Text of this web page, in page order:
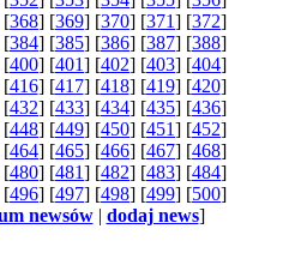
[368] [369] [370] [371] [372]
[384] [385] [386] [387] [388]
[400] [401] [402] [403] [404]
[416] [417] [418] [419] [420]
[432] [433] [434] [435] [436]
[448] [449] [450] [451] [452]
[464] [465] [466] [467] [468]
[480] [481] [482] [483] [484]
[496] [497] [498] [499] [500]
newsów| dodaj news]